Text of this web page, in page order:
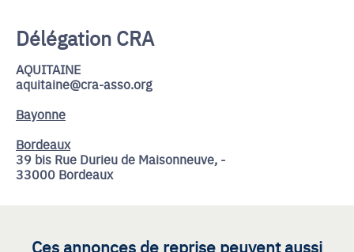
Délégation CRA
AQUITAINE
aquitaine@cra-asso.org
Bayonne
Bordeaux
39 bis Rue Durieu de Maisonneuve, -
33000 Bordeaux
Ces annonces de reprise peuvent aussi